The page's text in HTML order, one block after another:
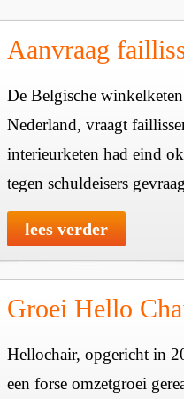
Aanvraag
De Belgische
Nederland, vraagt
interieurketen had eind
tegen schuldeisers
lees verder
Groei Hello
Hellochair, opgericht in
een forse omzetgroei